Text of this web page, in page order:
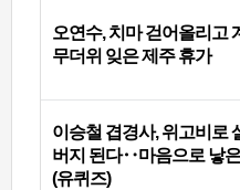
오연수, 치마 걷어올리고
무더위 잊은 제주 휴가
이승철 겹경사, 위고비로
버지 된다‥마음으로 낳
(유퀴즈)